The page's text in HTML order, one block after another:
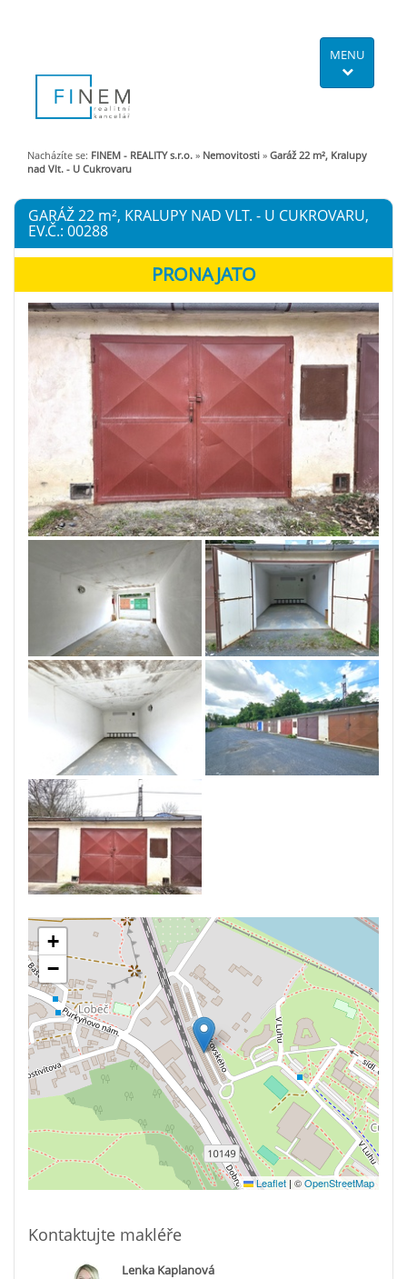
MENU
Nacházíte se: FINEM - REALITY s.r.o. » Nemovitosti » Garáž 22 m², Kralupy
nad Vlt. - U Cukrovaru
GARÁŽ 22 m², KRALUPY NAD VLT. - U CUKROVARU,
EV.Č.: 00288
+
−
Leaflet | ©OpenStreetMap
Kontaktujte makléře
Lenka Kaplanová